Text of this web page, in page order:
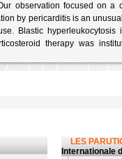
observation focused on a
by pericarditis is an
Blastic hyperleukocytosis
therapy was
LES
Internationale